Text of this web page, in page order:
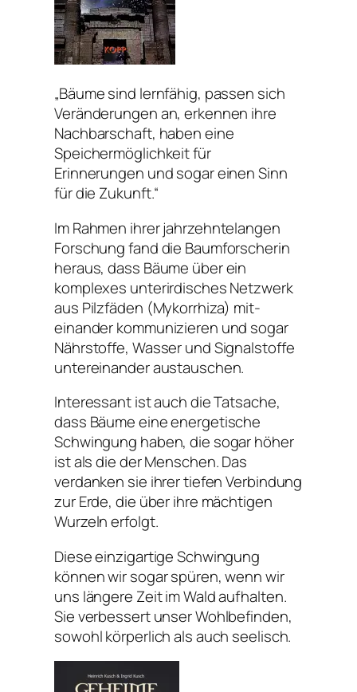
„Bäume sind lernfähig, passen sich
Veränderungen an, erkennen ihre
Nachbarschaft, haben eine
Speichermöglichkeit für
Erinnerungen und sogar einen Sinn
für die Zukunft.“
Im Rahmen ihrer jahrzehntelangen
Forschung fand die Baumforscherin
heraus, dass Bäume über ein
komplexes unterirdisches Netzwerk
aus Pilzfäden (Mykorrhiza) mit-
einander kommunizieren und sogar
Nährstoffe, Wasser und Signalstoffe
untereinander austauschen.
Interessant ist auch die Tatsache,
dass Bäume eine energetische
Schwingung haben, die sogar höher
ist als die der Menschen. Das
verdanken sie ihrer tiefen Verbindung
zur Erde, die über ihre mächtigen
Wurzeln erfolgt.
Diese einzigartige Schwingung
können wir sogar spüren, wenn wir
uns längere Zeit im Wald aufhalten.
Sie verbessert unser Wohlbefinden,
sowohl körperlich als auch seelisch.